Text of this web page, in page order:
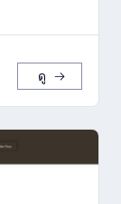
ดู